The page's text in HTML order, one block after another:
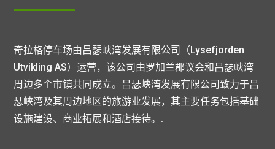
奇拉格停车场由吕瑟峡湾发展有限公司（Lysefjorden
Utvikling AS）运营，该公司由罗加兰郡议会和吕瑟峡湾
周边多个市镇共同成立。吕瑟峡湾发展有限公司致力于吕
瑟峡湾及其周边地区的旅游业发展，其主要任务包括基础
设施建设、商业拓展和酒店接待。.